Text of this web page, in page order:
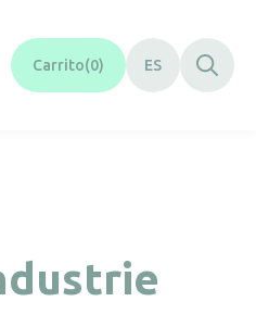
Carrito 0 ES